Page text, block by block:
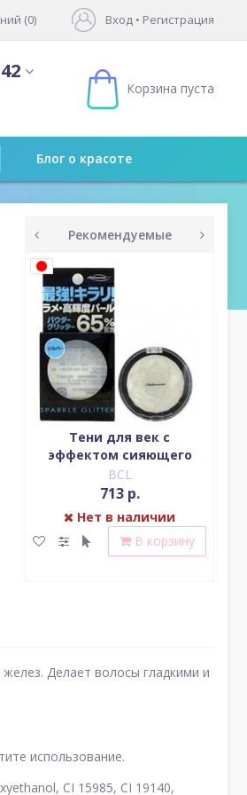
(0) Вход • Регистрация
Корзина пуста
Блог о красоте
Рекомендуемые
Тени для век c
эффектом сияющего
блеска (серебро)
BCL
713 р.
Нет в наличии
В корзину
Делает волосы гладкими и
использование.
CI 15985, CI 19140,